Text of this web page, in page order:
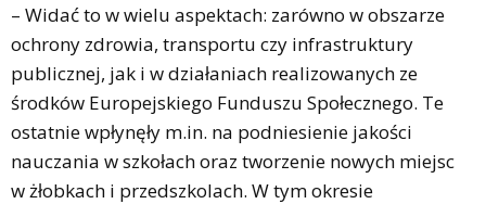
– Widać to w wielu aspektach: zarówno w obszarze
ochrony zdrowia, transportu czy infrastruktury
publicznej, jak i w działaniach realizowanych ze
środków Europejskiego Funduszu Społecznego. Te
ostatnie wpłynęły m.in. na podniesienie jakości
nauczania w szkołach oraz tworzenie nowych miejsc
w żłobkach i przedszkolach. W tym okresie